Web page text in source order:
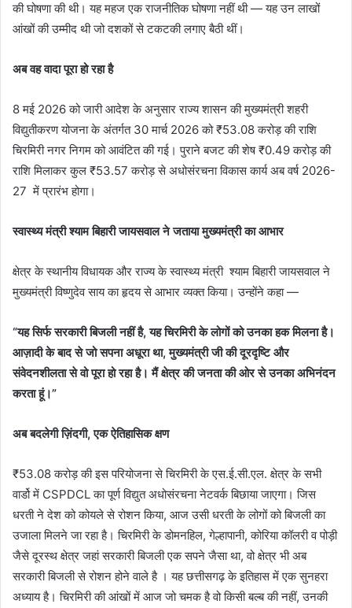
की घोषणा की थी। यह महज एक राजनीतिक घोषणा नहीं थी — यह उन लाखों
आंखों की उम्मीद थी जो दशकों से टकटकी लगाए बैठी थीं।
अब वह वादा पूरा हो रहा है
8 मई 2026 को जारी आदेश के अनुसार राज्य शासन की मुख्यमंत्री शहरी
विद्युतीकरण योजना के अंतर्गत 30 मार्च 2026 को ₹53.08 करोड़ की राशि
चिरमिरी नगर निगम को आवंटित की गई। पुराने बजट की शेष ₹0.49 करोड़ की
राशि मिलाकर कुल ₹53.57 करोड़ से अधोसंरचना विकास कार्य अब वर्ष 2026-
27 में प्रारंभ होगा।
स्वास्थ्य मंत्री श्याम बिहारी जायसवाल ने जताया मुख्यमंत्री का आभार
क्षेत्र के स्थानीय विधायक और राज्य के स्वास्थ्य मंत्री श्याम बिहारी जायसवाल ने
मुख्यमंत्री विष्णुदेव साय का हृदय से आभार व्यक्त किया। उन्होंने कहा —
“यह सिर्फ सरकारी बिजली नहीं है, यह चिरमिरी के लोगों को उनका हक मिलना है।
आज़ादी के बाद से जो सपना अधूरा था, मुख्यमंत्री जी की दूरदृष्टि और
संवेदनशीलता से वो पूरा हो रहा है। मैं क्षेत्र की जनता की ओर से उनका अभिनंदन
करता हूं।”
अब बदलेगी ज़िंदगी, एक ऐतिहासिक क्षण
₹53.08 करोड़ की इस परियोजना से चिरमिरी के एस.ई.सी.एल. क्षेत्र के सभी
वार्डो में CSPDCL का पूर्ण विद्युत अधोसंरचना नेटवर्क बिछाया जाएगा। जिस
धरती ने देश को कोयले से रोशन किया, आज उसी धरती के लोगों को बिजली का
उजाला मिलने जा रहा है। चिरमिरी के डोमनहिल, गेल्हापानी, कोरिया कॉलरी व पोड़ी
जैसे दूरस्थ क्षेत्र जहां सरकारी बिजली एक सपने जैसा था, वो क्षेत्र भी अब
सरकारी बिजली से रोशन होने वाले है । यह छत्तीसगढ़ के इतिहास में एक सुनहरा
अध्याय है। चिरमिरी की आंखों में आज जो चमक है वो किसी बल्ब की नहीं, उनकी